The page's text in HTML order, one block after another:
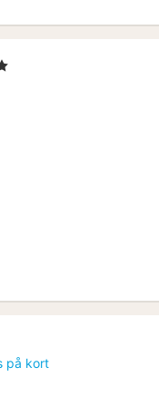
på kort